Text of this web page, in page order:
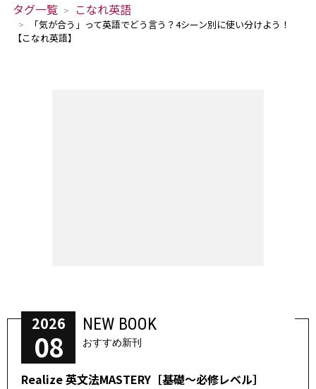
タグ一覧 こなれ英語
「気が合う」って英語でどう言う？4シーン別に使い分けよう！
【こなれ英語】
2026
08
NEW BOOK
おすすめ新刊
Realize 英文法MASTERY［基礎～必修レベル］